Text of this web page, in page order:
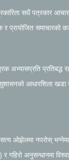
सधैं पत्रकार
प्रायोजित समाचारको
अभ्यासप्रति प्रतिबद्ध
सुशासनको आधारशिला
ओझेलमा नपरोस्
अनुसन्धानमा